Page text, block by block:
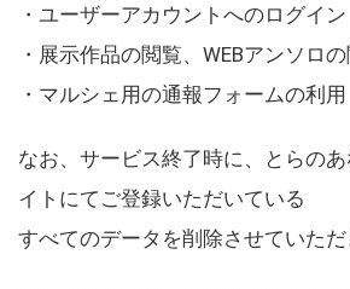
・ユーザーアカウントへのログイン
・展示作品の閲覧、WEBアンソロ
・マルシェ用の通報フォームの利用
なお、サービス終了時に、とらの
イトにてご登録いただいている
すべてのデータを削除させていただ